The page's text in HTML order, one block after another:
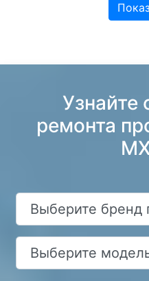
Узнайте
ремонта